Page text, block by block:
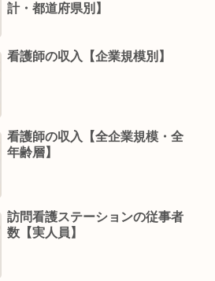
計・都道府県別】
看護師の収入【企業規模別】
看護師の収入【全企業規模・全
年齢層】
訪問看護ステーションの従事者
数【実人員】